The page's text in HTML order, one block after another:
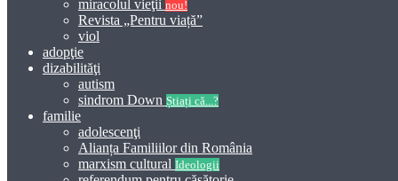
miracolul vieţii nou!
Revista „Pentru viață”
viol
adopţie
dizabilităţi
autism
sindrom Down Știați că...?
familie
adolescenţi
Alianța Familiilor din România
marxism cultural Ideologii